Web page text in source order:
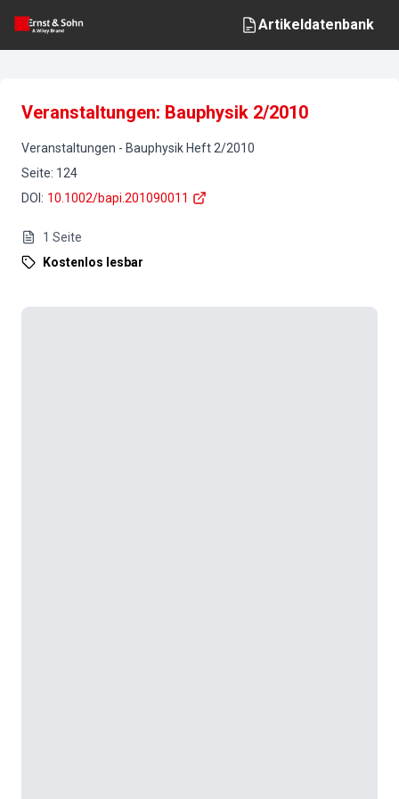
Artikeldatenbank
Veranstaltungen: Bauphysik 2/2010
Veranstaltungen - Bauphysik Heft 2/2010
Seite: 124
DOI : 10.1002/bapi.201090011
1 Seite
Kostenlos lesbar